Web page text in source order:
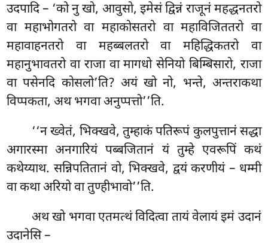
उदपादि – ‘को नु खो, आवुसो, इमेसं द्विन्नं राजूनं महद्धनतरो
वा महाभोगतरो वा महाकोसतरो वा महाविजिततरो वा
महावाहनतरो वा महब्बलतरो वा महिद्धिकतरो वा
महानुभावतरो वा राजा वा मागधो सेनियो बिम्बिसारो, राजा
वा पसेनदि कोसलो’ति? अयं खो नो, भन्ते, अन्तराकथा
विप्पकता, अथ भगवा अनुप्पत्तो’’ति.
‘‘नख्वेतं, भिक्खवे, तुम्हाकं पतिरूपं कुलपुत्तानं सद्धा
अगारस्मा अनगारियं पब्बजितानं यं तुम्हे एवरूपिं कथं
कथेय्याथ. सन्निपतितानं वो, भिक्खवे, द्वयं करणीयं – धम्मी
वा कथा अरियो वा तुण्हीभावो’’ति.
अथ खो भगवा एतमत्थं विदित्वा तायं वेलायं इमं उदानं
उदानेसि –